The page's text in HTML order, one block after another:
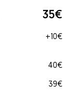
35€
+10€
40€
39€